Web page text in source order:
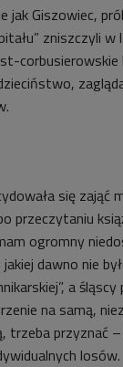
jak Giszowiec,
zniszczyli
się zająć
przeczytaniu
ogromny
dawno nie
a
na samą,
trzeba przyznać
losów.